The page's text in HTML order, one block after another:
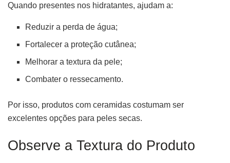
Quando presentes nos hidratantes, ajudam a:
Reduzir a perda de água;
Fortalecer a proteção cutânea;
Melhorar a textura da pele;
Combater o ressecamento.
Por isso, produtos com ceramidas costumam ser
excelentes opções para peles secas.
Observe a Textura do Produto